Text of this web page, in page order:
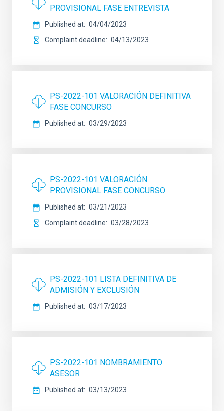
PROVISIONAL FASE ENTREVISTA
Published at
04/04/2023
Complaint deadline
04/13/2023
PS-2022-101 VALORACIÓN DEFINITIVA
FASE CONCURSO
Published at 03/29/2023
PS-2022-101 VALORACIÓN
PROVISIONAL FASE CONCURSO
Published at
03/21/2023
Complaint deadline
03/28/2023
PS-2022-101 LISTA DEFINITIVA DE
ADMISIÓN Y EXCLUSIÓN
Published at 03/17/2023
PS-2022-101 NOMBRAMIENTO
ASESOR
Published at 03/13/2023